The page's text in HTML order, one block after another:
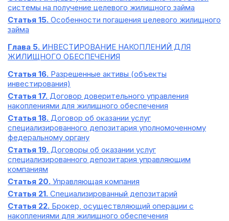
системы на получение целевого жилищного займа
Статья 15. Особенности погашения целевого жилищного
займа
Глава 5. ИНВЕСТИРОВАНИЕ НАКОПЛЕНИЙ ДЛЯ
ЖИЛИЩНОГО ОБЕСПЕЧЕНИЯ
Статья 16. Разрешенные активы (объекты
инвестирования)
Статья 17. Договор доверительного управления
накоплениями для жилищного обеспечения
Статья 18. Договор об оказании услуг
специализированного депозитария уполномоченному
федеральному органу
Статья 19. Договоры об оказании услуг
специализированного депозитария управляющим
компаниям
Статья 20. Управляющая компания
Статья 21. Специализированный депозитарий
Статья 22. Брокер, осуществляющий операции с
накоплениями для жилищного обеспечения